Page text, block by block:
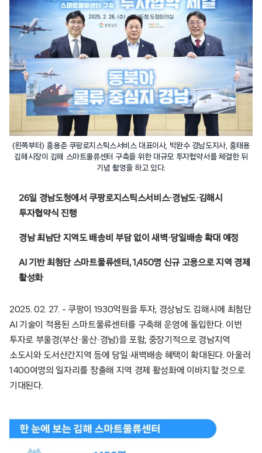
(왼쪽부터) 홍용준 쿠팡로지스틱스서비스 대표이사, 박완수 경남도지사, 홍태용
김해시장이 김해 스마트물류센터 구축을 위한 대규모 투자협약서를 체결한 뒤
기념 촬영을 하고 있다.
26일 경남도청에서 쿠팡로지스틱스서비스·경남도·김해시
투자협약식 진행
경남 최남단 지역도 배송비 부담 없이 새벽·당일배송 확대 예정
AI 기반 최첨단 스마트물류센터, 1,450명 신규 고용으로 지역 경제
활성화
2025. 02. 27. – 쿠팡이 1930억원을 투자, 경상남도 김해시에 최첨단
AI 기술이 적용된 스마트물류센터를 구축해 운영에 돌입한다. 이번
투자로 부울경(부산·울산·경남)을 포함, 중장기적으로 경남지역
소도시와 도서산간지역 등에 당일·새벽배송 혜택이 확대된다. 아울러
1400여명의 일자리를 창출해 지역 경제 활성화에 이바지할 것으로
기대된다.